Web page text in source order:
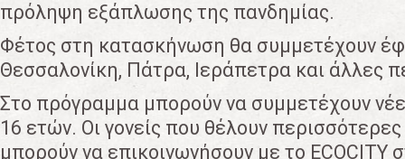
πρόληψη εξάπλωσης της πανδημίας.
Φέτος στη κατασκήνωση θα συμμετέχουν
Θεσσαλονίκη, Πάτρα, Ιεράπετρα και άλλες
Στο πρόγραμμα μπορούν να συμμετέχουν
16 ετών. Οι γονείς που θέλουν
μπορούν να επικοινωνήσουν με το ECOCITY